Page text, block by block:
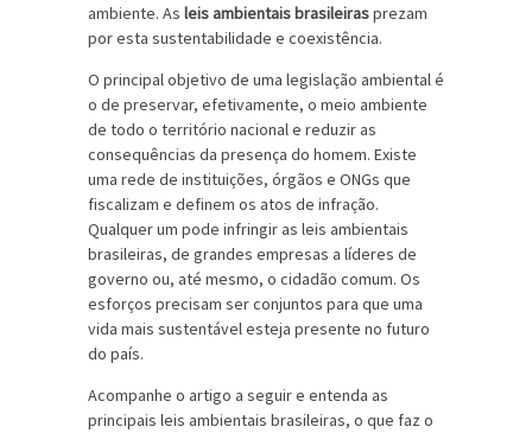
ambiente. As leis ambientais brasileirasprezam
por esta sustentabilidade e coexistência.
O principal objetivo de uma legislação ambiental é
o de preservar, efetivamente, o meio ambiente
de todo o território nacional e reduzir as
consequências da presença do homem. Existe
uma rede de instituições, órgãos e ONGs que
fiscalizam e definem os atos de infração.
Qualquer um pode infringir as leis ambientais
brasileiras, de grandes empresas a líderes de
governo ou, até mesmo, o cidadão comum. Os
esforços precisam ser conjuntos para que uma
vida mais sustentável esteja presente no futuro
do país.
Acompanhe o artigo a seguir e entenda as
principais leis ambientais brasileiras, o que faz o